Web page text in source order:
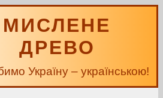
МИСЛЕНЕ
ДРЕВО
Україну – українською!